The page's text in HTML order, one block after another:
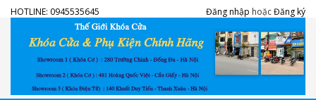
HOTLINE: 0945535645 Đăng nhập hoặcĐăng ký